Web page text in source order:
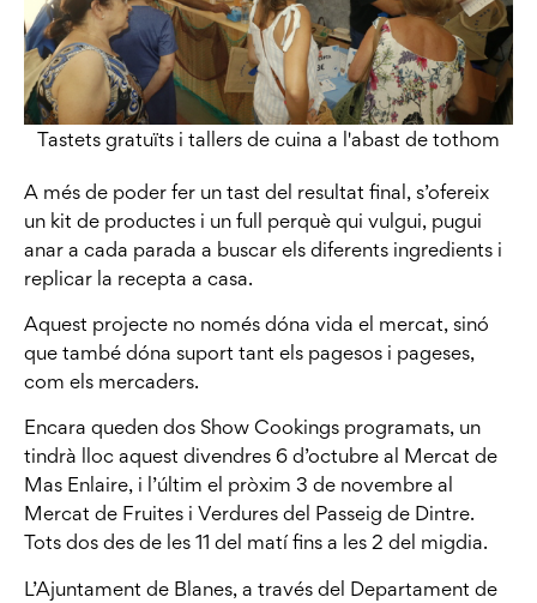
Tastets gratuïts i tallers de cuina a l'abast de tothom
A més de poder fer un tast del resultat final, s’ofereix
un kit de productes i un full perquè qui vulgui, pugui
anar a cada parada a buscar els diferents ingredients i
replicar la recepta a casa.
Aquest projecte no només dóna vida el mercat, sinó
que també dóna suport tant els pagesos i pageses,
com els mercaders.
Encara queden dos Show Cookings programats, un
tindrà lloc aquest divendres 6 d’octubre al Mercat de
Mas Enlaire, i l’últim el pròxim 3 de novembre al
Mercat de Fruites i Verdures del Passeig de Dintre.
Tots dos des de les 11 del matí fins a les 2 del migdia.
L’Ajuntament de Blanes, a través del Departament de